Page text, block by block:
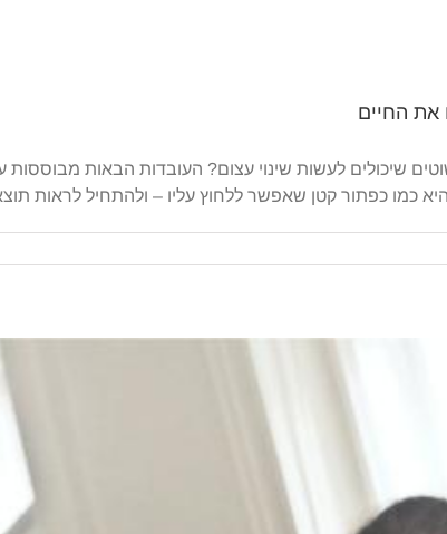
שיכולים לעשות שינוי עצום? העובדות הבאות מבוססות על
כמו כפתור קטן שאפשר ללחוץ עליו – ולהתחיל לראות